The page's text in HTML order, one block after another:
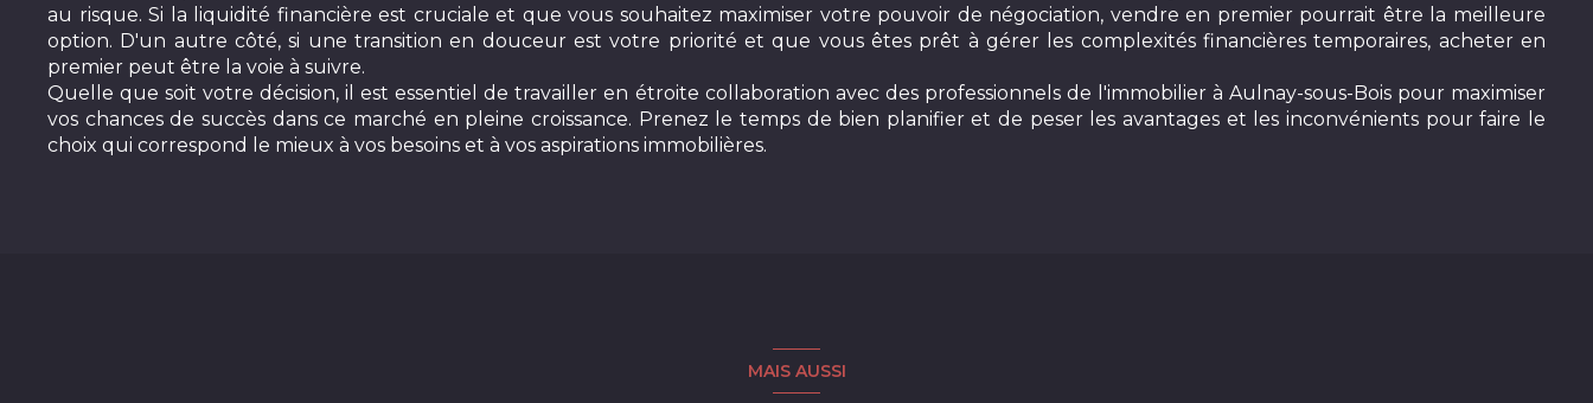
au risque. Si la liquidité financière est cruciale et que vous souhaitez maximiser votre pouvoir de négociation, vendre en premier pourrait être la meilleure
option. D'un autre côté, si une transition en douceur est votre priorité et que vous êtes prêt à gérer les complexités financières temporaires, acheter en
premier peut être la voie à suivre.
Quelle que soit votre décision, il est essentiel de travailler en étroite collaboration avec des professionnels de l'immobilier à Aulnay-sous-Bois pour maximiser
vos chances de succès dans ce marché en pleine croissance. Prenez le temps de bien planifier et de peser les avantages et les inconvénients pour faire le
choix qui correspond le mieux à vos besoins et à vos aspirations immobilières.
MAIS AUSSI